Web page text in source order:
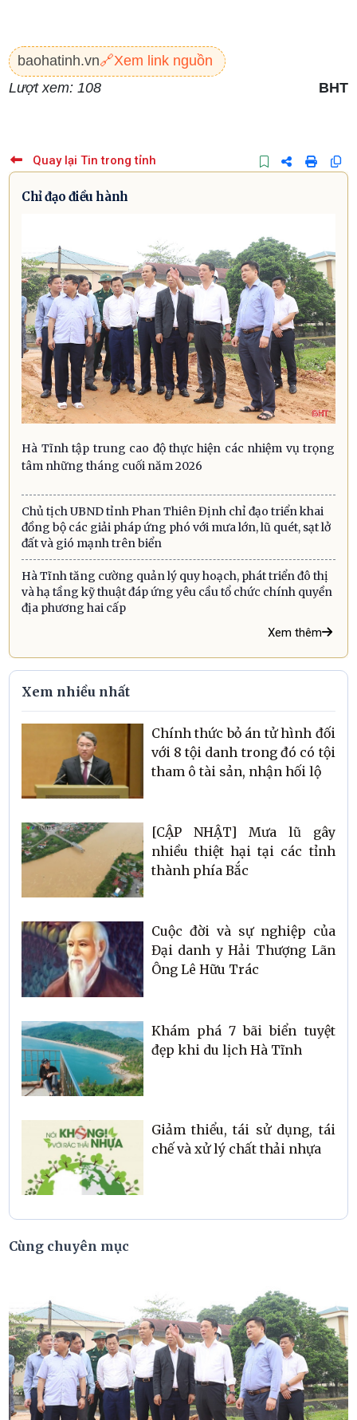
baohatinh.vn🔗Xem link nguồn
Lượt xem: 108
BHT
Quay lại Tin trong tỉnh
Chỉ đạo điều hành
Hà Tĩnh tập trung cao độ thực hiện các nhiệm vụ trọng
tâm những tháng cuối năm 2026
Chủ tịch UBND tỉnh Phan Thiên Định chỉ đạo triển khai
đồng bộ các giải pháp ứng phó với mưa lớn, lũ quét, sạt lở
đất và gió mạnh trên biển
Hà Tĩnh tăng cường quản lý quy hoạch, phát triển đô thị
và hạ tầng kỹ thuật đáp ứng yêu cầu tổ chức chính quyền
địa phương hai cấp
Xem thêm
Xem nhiều nhất
Chính thức bỏ án tử hình đối
với 8 tội danh trong đó có tội
tham ô tài sản, nhận hối lộ
[CẬP NHẬT] Mưa lũ gây
nhiều thiệt hại tại các tỉnh
thành phía Bắc
Cuộc đời và sự nghiệp của
Đại danh y Hải Thượng Lãn
Ông Lê Hữu Trác
Khám phá 7 bãi biển tuyệt
đẹp khi du lịch Hà Tĩnh
Giảm thiểu, tái sử dụng, tái
chế và xử lý chất thải nhựa
Cùng chuyên mục